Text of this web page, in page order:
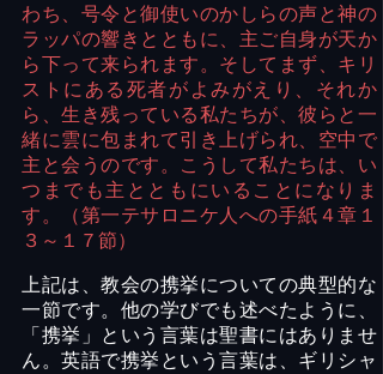
わち、号令と御使いのかしらの声と神の
ラッパの響きとともに、主ご自身が天か
ら下って来られます。そしてまず、キリ
ストにある死者がよみがえり、それか
ら、生き残っている私たちが、彼らと一
緒に雲に包まれて引き上げられ、空中で
主と会うのです。こうして私たちは、い
つまでも主とともにいることになりま
す。（第一テサロニケ人への手紙４章１
３～１７節）
上記は、教会の携挙についての典型的な
一節です。他の学びでも述べたように、
「携挙」という言葉は聖書にはありませ
ん。英語で携挙という言葉は、ギリシャ